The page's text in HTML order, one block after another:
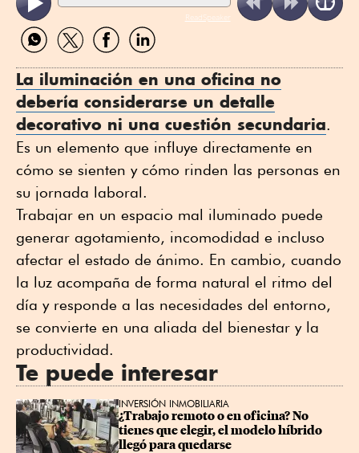
ReadSpeaker
Compartir
por
Compartir
por
Compartir
por
Compartir
por
La iluminación en una oficina no
debería considerarse un detalle
decorativo ni una cuestión secundaria.
Es un elemento que influye directamente en
cómo se sienten y cómo rinden las personas en
su jornada laboral.
Trabajar en un espacio mal iluminado puede
generar agotamiento, incomodidad e incluso
afectar el estado de ánimo. En cambio, cuando
la luz acompaña de forma natural el ritmo del
día y responde a las necesidades del entorno,
se convierte en una aliada del bienestar y la
productividad.
Te puede interesar
INVERSIÓN INMOBILIARIA
¿Trabajo remoto o en oficina? No
tienes que elegir, el modelo híbrido
llegó para quedarse